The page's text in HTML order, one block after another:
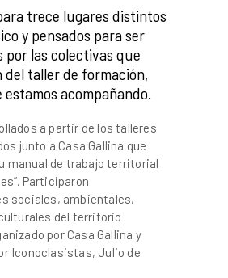
trece lugares distintos
y pensados para ser
por las colectivas que
taller de formación,
estamos acompañando.
a partir de los talleres
junto a Casa Gallina que
manual de trabajo territorial
Participaron
sociales, ambientales,
del territorio
por Casa Gallina y
Iconoclasistas, Julio de